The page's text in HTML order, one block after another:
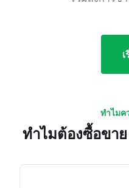
ทำไมค
ทำไมต้องซื้อขา